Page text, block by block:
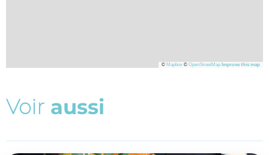
© Mapbox © OpenStreetMap Improve this map
Voir aussi